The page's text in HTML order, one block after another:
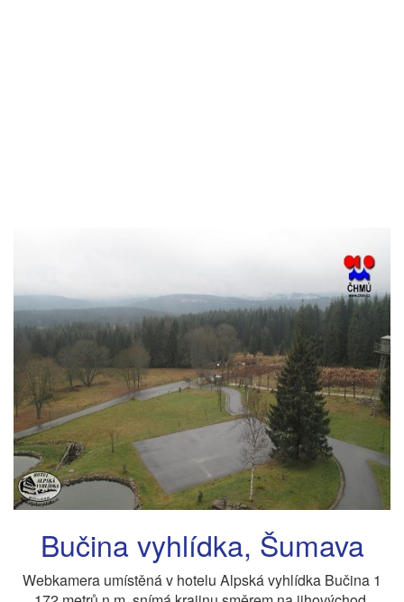
Bučina vyhlídka, Šumava
Webkamera umístěná v hotelu Alpská vyhlídka Bučina 1